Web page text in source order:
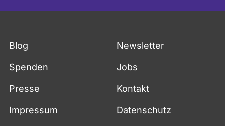
Blog Newsletter
Spenden Jobs
Presse Kontakt
Impressum Datenschutz